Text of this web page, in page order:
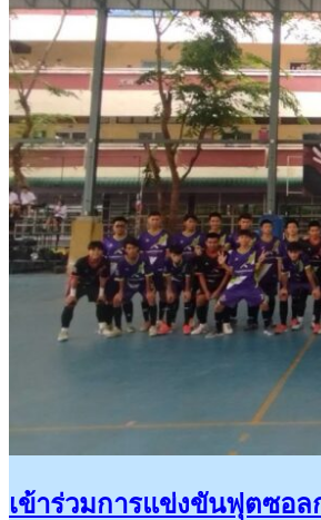
เข้าร่วมการแข่งขันฟุตซอ